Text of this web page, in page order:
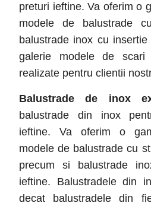
preturi ieftine. Va oferim o
modele de balustrade
balustrade inox cu
galerie modele de scari
realizate pentru clientii
Balustrade de inox
balustrade din inox
ieftine. Va oferim o
modele de balustrade cu
precum si balustrade
ieftine. Balustradele din
decat balustradele din